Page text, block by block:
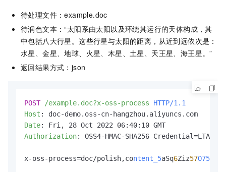
待处理文件：example.doc
待润色文本：“太阳系由太阳以及环绕其运行的天体构成，其
中包括八大行星。这些行星与太阳的距离，从近到远依次是：
水星、金星、地球、火星、木星、土星、天王星、海王星。”
返回结果方式：json
POST /example.doc?x-oss-process
HTTP/1.1
Host :
Date:
Authorization: OSS4-HMAC-SHA256
x-oss-process=doc/polish,content_5aSq6Ziz57O755